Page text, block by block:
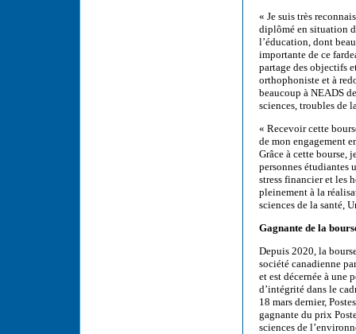
« Je suis très
diplômé en situation
l’éducation, dont
importante de ce
partage des objectifs
orthophoniste et à
beaucoup à NEADS
sciences, troubles de
« Recevoir cette
de mon engagement
Grâce à cette bourse,
personnes étudiantes
stress financier et les
pleinement à la
sciences de la santé,
Gagnante de la
Depuis 2020, la
société canadienne
et est décernée à une
d’intégrité dans le
18 mars dernier,
gagnante du prix
sciences de